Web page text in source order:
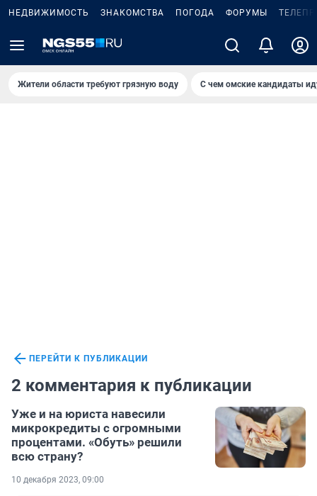
НЕДВИЖИМОСТЬ ЗНАКОМСТВА ПОГОДА ФОРУМЫ
Жители области требуют грязную воду С чем омские кандидаты
ПЕРЕЙТИ К ПУБЛИКАЦИИ
2 комментария к публикации
Уже и на юриста навесили
микрокредиты с огромными
процентами. «Обуть» решили
всю страну?
10 декабря 2023, 09:00